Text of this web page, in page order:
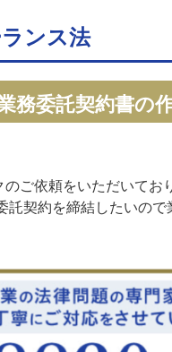
ンス法
務委託契約書の
ご依頼をいただいてお
契約を締結したいの